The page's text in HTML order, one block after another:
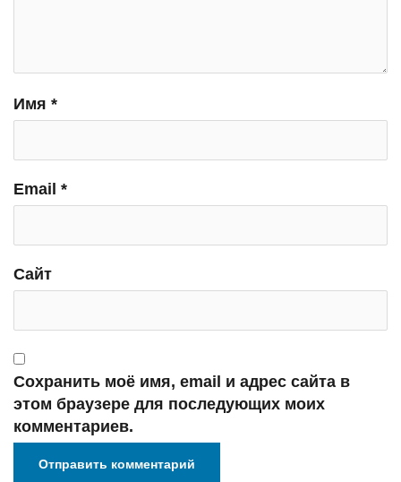
Имя *
Email *
Сайт
Сохранить моё имя, email и адрес сайта в
этом браузере для последующих моих
комментариев.